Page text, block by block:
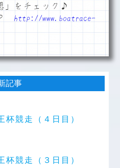
」をチェック♪
http://www.boatrace-
記事
杯競走（４日目）
杯競走（３日目）